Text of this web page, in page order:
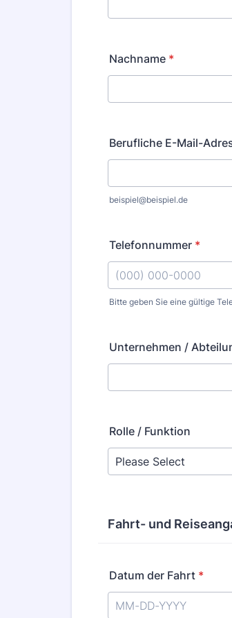
Nachname *
Berufliche E-Mail-
beispiel@beispiel.de
Telefonnummer *
Bitte geben Sie eine gültige
Unternehmen /
Rolle / Funktion
Fahrt- und
Datum der Fahrt *